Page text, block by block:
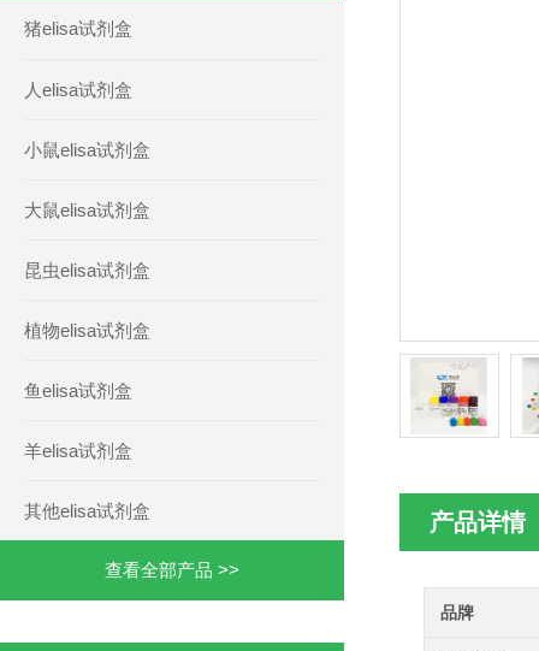
猪elisa试剂盒
人elisa试剂盒
小鼠elisa试剂盒
大鼠elisa试剂盒
昆虫elisa试剂盒
植物elisa试剂盒
鱼elisa试剂盒
羊elisa试剂盒
其他elisa试剂盒
查看全部产品 >>
产品详情
品牌